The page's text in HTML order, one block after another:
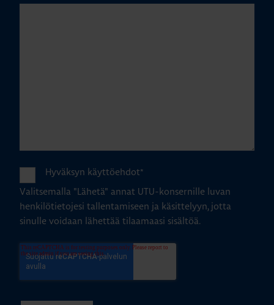
Hyväksyn käyttöehdot*
Valitsemalla "Lähetä" annat UTU-konsernille luvan
henkilötietojesi tallentamiseen ja käsittelyyn, jotta
sinulle voidaan lähettää tilaamaasi sisältöä.